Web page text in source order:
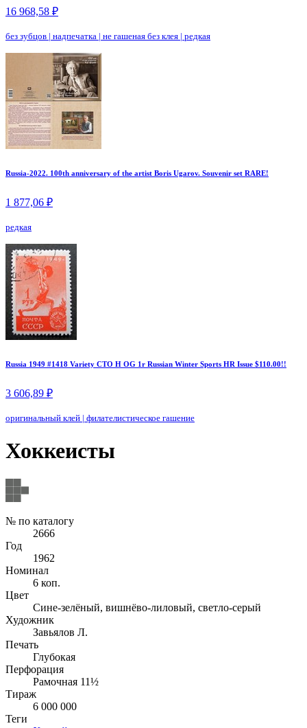
16 968,58 ₽
без зубцов | надпечатка | не гашеная без клея | редкая
Russia-2022. 100th anniversary of the artist Boris Ugarov. Souvenir set RARE!
1 877,06 ₽
редкая
Russia 1949 #1418 Variety CTO H OG 1r Russian Winter Sports HR Issue $110.00!!
3 606,89 ₽
оригинальный клей | филателистическое гашение
Хоккеисты
№ по каталогу
2666
Год
1962
Номинал
6 коп.
Цвет
Сине-зелёный, вишнёво-лиловый, светло-серый
Художник
Завьялов Л.
Печать
Глубокая
Перфорация
Рамочная 11½
Тираж
6 000 000
Теги